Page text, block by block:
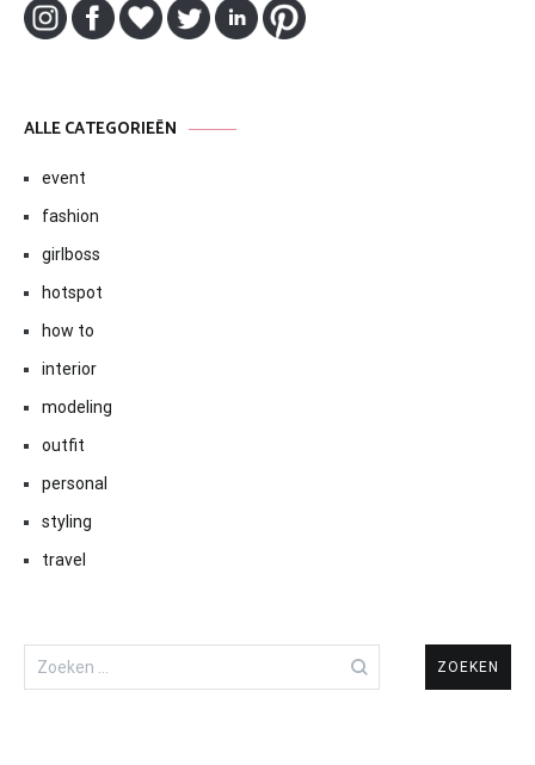
ALLE CATEGORIEËN
event
fashion
girlboss
hotspot
how to
interior
modeling
outfit
personal
styling
travel
Zoeken
naar: